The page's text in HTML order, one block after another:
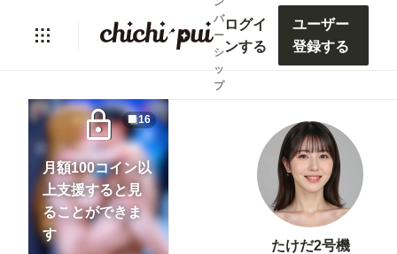
バ
ー
シ
ッ
プ
ログイ
ンする
ユーザー
登録する
lock
月額100コイン以
上支援すると見
ることができま
す
16
たけだ2号機